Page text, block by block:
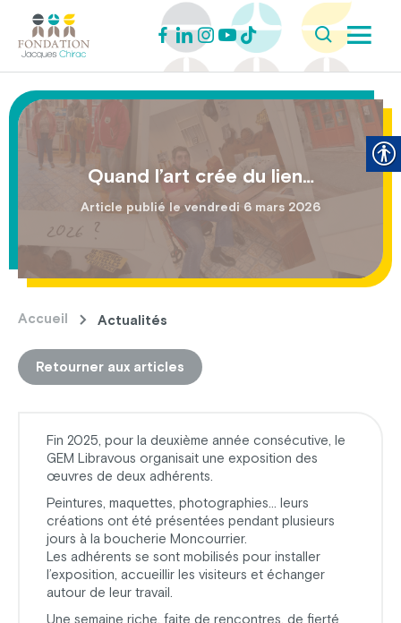
Quand l’art crée du lien…
Article publié le vendredi 6 mars 2026
Accueil Actualités
Retourner aux articles
Fin 2025, pour la deuxième année consécutive, le
GEM Libravous organisait une exposition des
œuvres de deux adhérents.
Peintures, maquettes, photographies… leurs
créations ont été présentées pendant plusieurs
jours à la boucherie Moncourrier.
Les adhérents se sont mobilisés pour installer
l’exposition, accueillir les visiteurs et échanger
autour de leur travail.
Une semaine riche, faite de rencontres, de fierté